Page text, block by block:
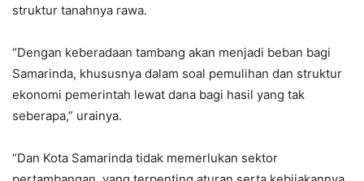
struktur tanahnya rawa.
“Dengan keberadaan tambang akan menjadi beban bagi
Samarinda, khususnya dalam soal pemulihan dan struktur
ekonomi pemerintah lewat dana bagi hasil yang tak
seberapa,” urainya.
“Dan Kota Samarinda tidak memerlukan sektor